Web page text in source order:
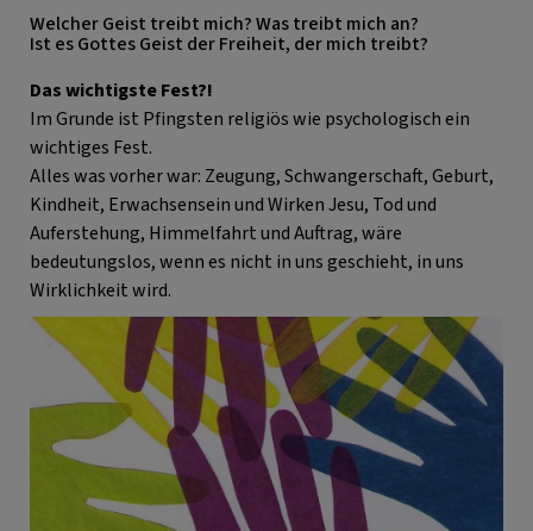
Welcher Geist treibt mich? Was treibt mich an?
Ist es Gottes Geist der Freiheit, der mich treibt?
Das wichtigste Fest?!
Im Grunde ist Pfingsten religiös wie psychologisch ein
wichtiges Fest.
Alles was vorher war: Zeugung, Schwangerschaft, Geburt,
Kindheit, Erwachsensein und Wirken Jesu, Tod und
Auferstehung, Himmelfahrt und Auftrag, wäre
bedeutungslos, wenn es nicht in uns geschieht, in uns
Wirklichkeit wird.